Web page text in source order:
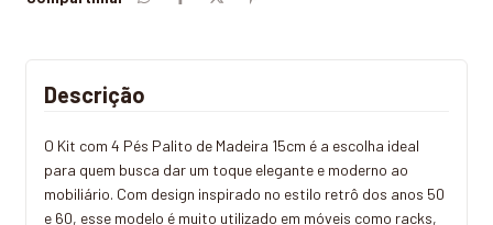
Descrição
O Kit com 4 Pés Palito de Madeira 15cm é a escolha ideal
para quem busca dar um toque elegante e moderno ao
mobiliário. Com design inspirado no estilo retrô dos anos 50
e 60, esse modelo é muito utilizado em móveis como racks,